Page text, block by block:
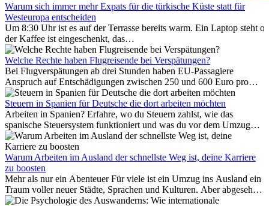
Warum sich immer mehr Expats für die türkische Küste statt für
Westeuropa entscheiden
Um 8:30 Uhr ist es auf der Terrasse bereits warm. Ein Laptop steht
der Kaffee ist eingeschenkt, das
Meer ist nur wenige Meter entfernt. Für viele Expats in
Antalya ist das kein Urlaub. So beginnt ihr Alltag.
Welche Rechte haben Flugreisende bei Verspätungen?
Bei Flugverspätungen ab drei Stunden haben EU-Passagiere
Anspruch auf Entschädigungen zwischen 250 und 600 Euro pro
Person – gestaffelt nach Flugdistanz. Zusätzlich können entstandene
Folgekosten wie Hotelübernachtungen oder verpasste
Anschlussflüge erstattet werden. Bereits ab zwei Stunden
Verspätung muss die Airline Verpflegung und
Kommunikationsmöglichkeiten bereitstellen. Verweigert die
Fluggesellschaft die Zahlung, ist das nicht das letzte Wort:
Schlichtungsstellen und spezialisierte Portale helfen kostenlos oder
auf Provisionsbasis weiter. Ansprüche verjähren in Deutschland erst
nach drei Jahren.
Steuern in Spanien für Deutsche die dort arbeiten möchten
Arbeiten in Spanien? Erfahre, wo du Steuern zahlst, wie das
spanische Steuersystem funktioniert und was du vor dem Umzug
beachten musst.
Warum Arbeiten im Ausland der schnellste Weg ist, deine Karriere
zu boosten
Mehr als nur ein Abenteuer Für viele ist ein Umzug ins Ausland ein
Traum voller neuer Städte, Sprachen und Kulturen. Aber abgesehen
vom Abenteuer ist Arbeiten im...